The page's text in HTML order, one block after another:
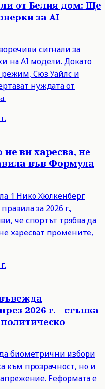
от Белия дом: Ще
за AI
сигнали за
на AI модели. Докато
режим, Сюз Уайлс и
нуждата от
ви харесва, не
във Формула
1 Нико Хюлкенберг
за 2026 г.,
че спортът трябва да
харесват промените,
2026 г. - стъпка
биометрични избори
към прозрачност, но и
Реформата е